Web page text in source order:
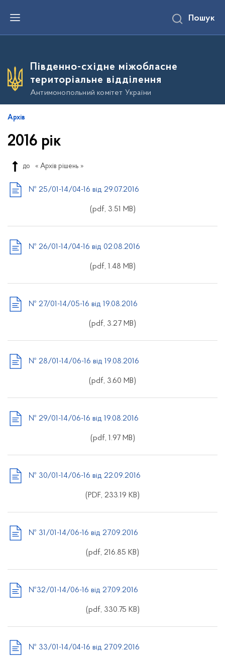
е
о
о
в
г
о
Пошук
Південно-східне міжобласне
територіальне відділення
Антимонопольний комітет України
Архів
2016 рік
до « Архів рішень »
№ 25/01-14/04-16 від 29.07.2016
(pdf, 3.51 MB)
№ 26/01-14/04-16 від 02.08.2016
(pdf, 1.48 MB)
№ 27/01-14/05-16 від 19.08.2016
(pdf, 3.27 MB)
№ 28/01-14/06-16 від 19.08.2016
(pdf, 3.60 MB)
№ 29/01-14/06-16 від 19.08.2016
(pdf, 1.97 MB)
№ 30/01-14/06-16 від 22.09.2016
(PDF, 233.19 KB)
№ 31/01-14/06-16 від 27.09.2016
(pdf, 216.85 KB)
№32/01-14/06-16 від 27.09.2016
(pdf, 330.75 KB)
№ 33/01-14/04-16 від 27.09.2016